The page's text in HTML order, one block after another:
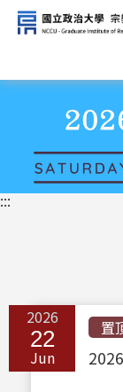
跳
到
主
容
:::
2026
22
Jun
置